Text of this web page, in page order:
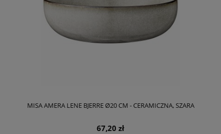
MISA AMERA LENE BJERRE Ø20 CM - CERAMICZNA, SZARA
67,20 zł